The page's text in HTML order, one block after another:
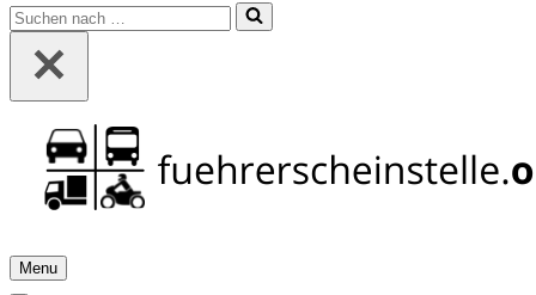
Suchen
nach …
Menu
Navigationsmenü